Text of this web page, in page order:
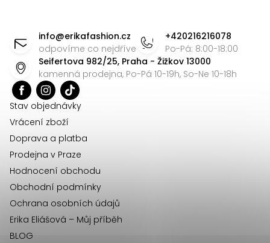
info@erikafashion.cz
odpovíme co nejdříve
+420216216078
Po-Pá: 8:00-18:00
Seifertova 982/25, Praha - Žižkov 13000
kamenná prodejna, Po-Pá 10-19h, So-Ne 10-18h
Stav objednávky
Vrácení zboží
Doprava a platba
Prodejna v Praze
Hodnocení obchodu
Obchodní podmínky
Ochrana osobních údajů
Erika Eliášová – Můj příběh
BLOG